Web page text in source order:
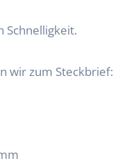
Schnelligkeit.
wir zum Steckbrief: